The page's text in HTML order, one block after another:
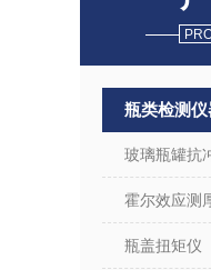
瓶类检测仪
玻璃瓶罐抗
霍尔效应测
瓶盖扭矩仪